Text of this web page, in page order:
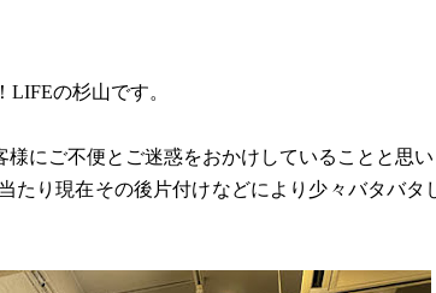
の杉山です。
にご不便とご迷惑をおかけしていることと思い
たり現在その後片付けなどにより少々バタバタ